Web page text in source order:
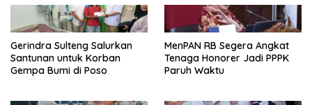
Gerindra Sulteng Salurkan
Santunan untuk Korban
Gempa Bumi di Poso
MenPAN RB Segera Angkat
Tenaga Honorer Jadi PPPK
Paruh Waktu